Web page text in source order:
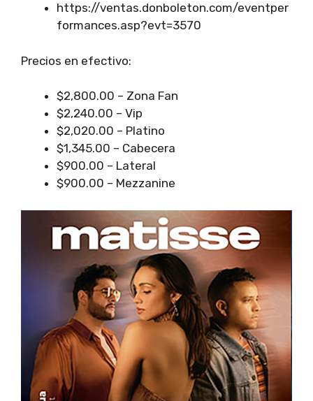
https://ventas.donboleton.com/eventper
formances.asp?evt=3570
Precios en efectivo:
$2,800.00 – Zona Fan
$2,240.00 – Vip
⁠$2,020.00 – Platino
⁠$1,345.00 – Cabecera
⁠$900.00 – Lateral
⁠$900.00 – Mezzanine